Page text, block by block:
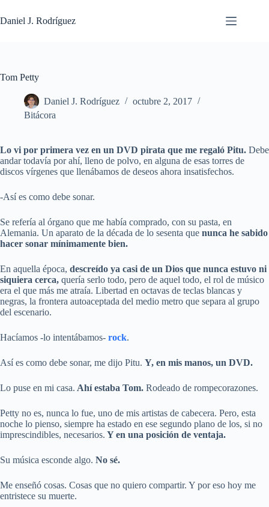
al
contenido
Daniel J. Rodríguez
Tom Petty
Daniel J. Rodríguez
octubre 2, 2017
Bitácora
Lo vi por primera vez en un DVD pirata que me regaló Pitu. Debe
andar todavía por ahí, lleno de polvo, en alguna de esas torres de
discos vírgenes que llenábamos de deseos ahora insatisfechos.
-Así es como debe sonar.
Se refería al órgano que me había comprado, con su pasta, en
Alemania. Un aparato de la década de lo sesenta que nunca he sabido
hacer sonar mínimamente bien.
En aquella época, descreído ya casi de un Dios que nunca estuvo ni
siquiera cerca, quería serlo todo, pero de aquel todo, el rol de músico
era el que más me atraía. Libertad en octavas de teclas blancas y
negras, la frontera autoaceptada del medio metro que separa al grupo
del escenario.
Hacíamos -lo intentábamos- rock.
Así es como debe sonar, me dijo Pitu. Y, en mis manos, un DVD.
Lo puse en mi casa. Ahí estaba Tom. Rodeado de rompecorazones.
Petty no es, nunca lo fue, uno de mis artistas de cabecera. Pero, esta
noche lo pienso, siempre ha estado en ese segundo plano de los, si no
imprescindibles, necesarios. Y en una posición de ventaja.
Su música esconde algo. No sé.
Me enseñó cosas. Cosas que no quiero compartir. Y por eso hoy me
entristece su muerte.